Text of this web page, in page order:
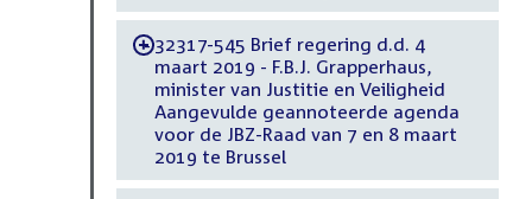
-32317-545 Brief regering d.d. 4
maart 2019 - F.B.J. Grapperhaus,
minister van Justitie en Veiligheid
Aangevulde geannoteerde agenda
voor de JBZ-Raad van 7 en 8 maart
2019 te Brussel